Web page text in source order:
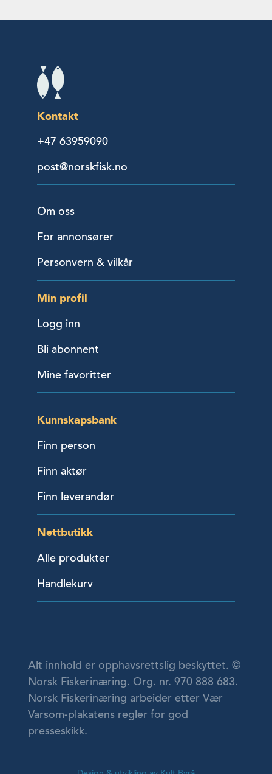
Kontakt
+47 63959090
post@norskfisk.no
Om oss
For annonsører
Personvern & vilkår
Min profil
Logg inn
Bli abonnent
Mine favoritter
Kunnskapsbank
Finn person
Finn aktør
Finn leverandør
Nettbutikk
Alle produkter
Handlekurv
Alt innhold er opphavsrettslig beskyttet. ©
Norsk Fiskerinæring. Org. nr. 970 888 683.
Norsk Fiskerinæring arbeider etter Vær
Varsom-plakatens regler for god
presseskikk.